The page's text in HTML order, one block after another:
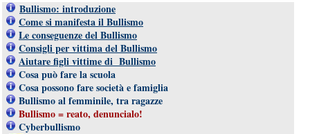
Bullismo: introduzione
Come si manifesta il Bullismo
Le conseguenze del Bullismo
Consigli per vittima del Bullismo
Aiutare figli vittime di Bullismo
Cosa può fare la scuola
Cosa possono fare società e famiglia
Bullismo al femminile, tra ragazze
Bullismo = reato, denuncialo!
Cyberbullismo